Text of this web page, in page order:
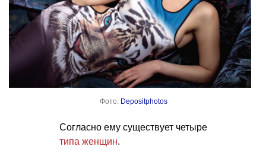
Фото: Depositphotos
Согласно ему существует четыре
типа женщин.